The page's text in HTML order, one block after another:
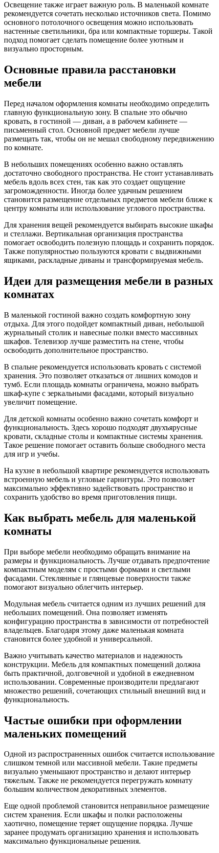
Освещение также играет важную роль. В маленькой комнате
рекомендуется сочетать несколько источников света. Помимо
основного потолочного освещения можно использовать
настенные светильники, бра или компактные торшеры. Такой
подход помогает сделать помещение более уютным и
визуально просторным.
Основные правила расстановки
мебели
Перед началом оформления комнаты необходимо определить
главную функциональную зону. В спальне это обычно
кровать, в гостиной — диван, а в рабочем кабинете —
письменный стол. Основной предмет мебели лучше
размещать так, чтобы он не мешал свободному передвижению
по комнате.
В небольших помещениях особенно важно оставлять
достаточно свободного пространства. Не стоит устанавливать
мебель вдоль всех стен, так как это создает ощущение
загроможденности. Иногда более удачным решением
становится размещение отдельных предметов мебели ближе к
центру комнаты или использование углового пространства.
Для хранения вещей рекомендуется выбирать высокие шкафы
и стеллажи. Вертикальная организация пространства
помогает освободить полезную площадь и сохранить порядок.
Также популярностью пользуются кровати с выдвижными
ящиками, раскладные диваны и трансформируемая мебель.
Идеи для размещения мебели в разных
комнатах
В маленькой гостиной важно создать комфортную зону
отдыха. Для этого подойдет компактный диван, небольшой
журнальный столик и навесные полки вместо массивных
шкафов. Телевизор лучше разместить на стене, чтобы
освободить дополнительное пространство.
В спальне рекомендуется использовать кровать с системой
хранения. Это позволяет отказаться от лишних комодов и
тумб. Если площадь комнаты ограничена, можно выбрать
шкаф-купе с зеркальными фасадами, который визуально
увеличит помещение.
Для детской комнаты особенно важно сочетать комфорт и
функциональность. Здесь хорошо подходят двухъярусные
кровати, складные столы и компактные системы хранения.
Такое решение помогает оставить больше свободного места
для игр и учебы.
На кухне в небольшой квартире рекомендуется использовать
встроенную мебель и угловые гарнитуры. Это позволяет
максимально эффективно задействовать пространство и
сохранить удобство во время приготовления пищи.
Как выбрать мебель для маленькой
комнаты
При выборе мебели необходимо обращать внимание на
размеры и функциональность. Лучше отдавать предпочтение
компактным моделям с простыми формами и светлыми
фасадами. Стеклянные и глянцевые поверхности также
помогают визуально облегчить интерьер.
Модульная мебель считается одним из лучших решений для
небольших помещений. Она позволяет изменять
конфигурацию пространства в зависимости от потребностей
владельцев. Благодаря этому даже маленькая комната
становится более удобной и универсальной.
Важно учитывать качество материалов и надежность
конструкции. Мебель для компактных помещений должна
быть практичной, долговечной и удобной в ежедневном
использовании. Современные производители предлагают
множество решений, сочетающих стильный внешний вид и
функциональность.
Частые ошибки при оформлении
маленьких помещений
Одной из распространенных ошибок считается использование
слишком темной или массивной мебели. Такие предметы
визуально уменьшают пространство и делают интерьер
тяжелым. Также не рекомендуется перегружать комнату
большим количеством декоративных элементов.
Еще одной проблемой становится неправильное размещение
систем хранения. Если шкафы и полки расположены
хаотично, помещение теряет ощущение порядка. Лучше
заранее продумать организацию хранения и использовать
максимально функциональные решения.